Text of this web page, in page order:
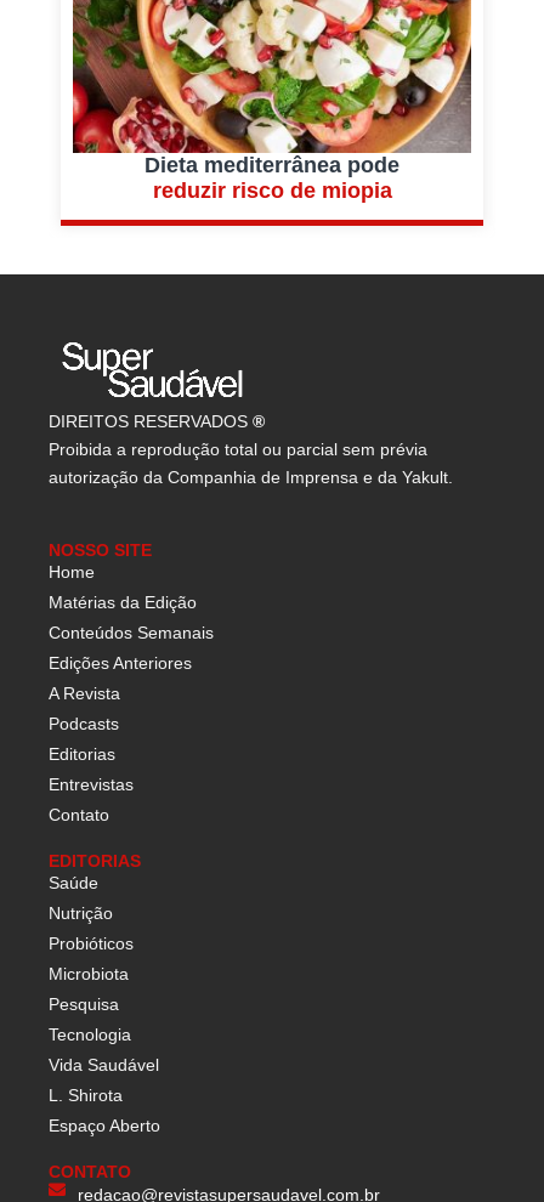
Dieta mediterrânea pode
reduzir risco de miopia
DIREITOS RESERVADOS ®
Proibida a reprodução total ou parcial sem prévia
autorização da Companhia de Imprensa e da Yakult.
NOSSO SITE
Home
Matérias da Edição
Conteúdos Semanais
Edições Anteriores
A Revista
Podcasts
Editorias
Entrevistas
Contato
EDITORIAS
Saúde
Nutrição
Probióticos
Microbiota
Pesquisa
Tecnologia
Vida Saudável
L. Shirota
Espaço Aberto
CONTATO
redacao@revistasupersaudavel.com.br